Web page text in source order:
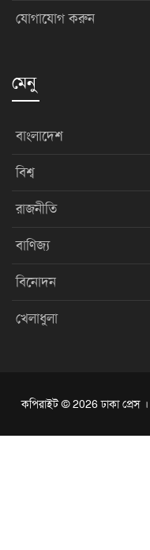
যোগাযোগ করুন
মেনু
বাংলাদেশ
বিশ্ব
রাজনীতি
বাণিজ্য
বিনোদন
খেলাধুলা
কপিরাইট © 2026 ঢাকা প্রেস